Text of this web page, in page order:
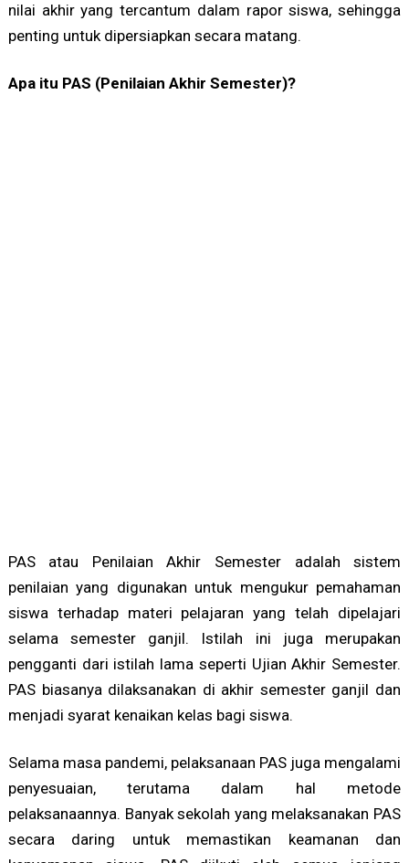
nilai akhir yang tercantum dalam rapor siswa, sehingga
penting untuk dipersiapkan secara matang.
Apa itu PAS (Penilaian Akhir Semester)?
PAS atau Penilaian Akhir Semester adalah sistem
penilaian yang digunakan untuk mengukur pemahaman
siswa terhadap materi pelajaran yang telah dipelajari
selama semester ganjil. Istilah ini juga merupakan
pengganti dari istilah lama seperti Ujian Akhir Semester.
PAS biasanya dilaksanakan di akhir semester ganjil dan
menjadi syarat kenaikan kelas bagi siswa.
Selama masa pandemi, pelaksanaan PAS juga mengalami
penyesuaian, terutama dalam hal metode
pelaksanaannya. Banyak sekolah yang melaksanakan PAS
secara daring untuk memastikan keamanan dan